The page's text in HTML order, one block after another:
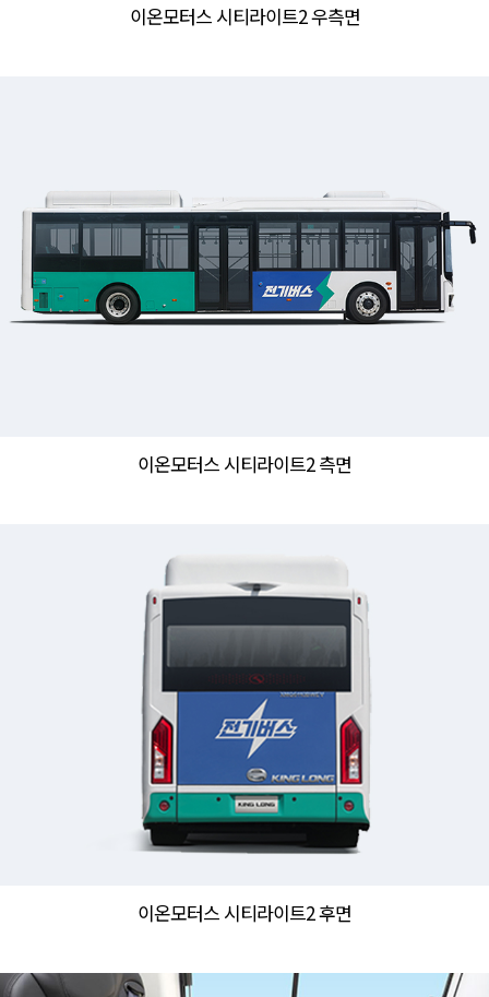
이온모터스 시티라이트2 우측면
이온모터스 시티라이트2 측면
이온모터스 시티라이트2 후면